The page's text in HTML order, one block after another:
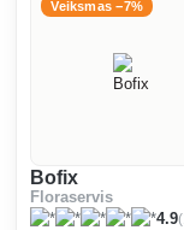
Veiksmas −7%
Bofix
Floraservis
4.9